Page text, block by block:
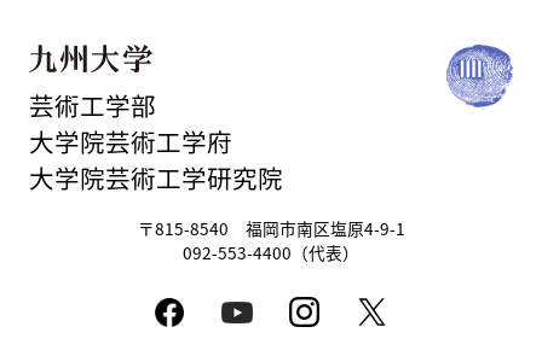
芸術工学部
大学院芸術工学府
大学院芸術工学研究院
〒815-8540 福岡市南区塩原4-9-1
092-553-4400（代表）